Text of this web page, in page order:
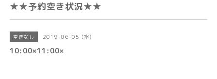
★★予約空き状況★★
空きなし 2019-06-05 (水)
10:00×11:00×